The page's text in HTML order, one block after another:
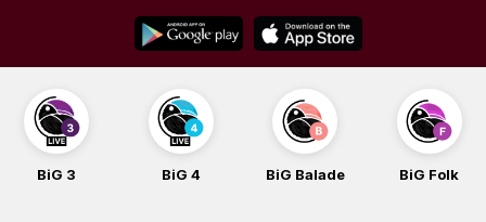
content
BiG 3 BiG 4 BiG Balade BiG Folk